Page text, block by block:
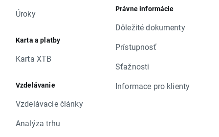
Úroky
Karta a platby
Karta XTB
Vzdelávanie
Vzdelávacie články
Analýza trhu
Právne informácie
Dôležité dokumenty
Prístupnosť
Sťažnosti
Informace pro klienty